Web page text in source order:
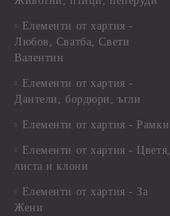
Елементи от хартия -
Любов, Сватба, Свети
Валентин
Елементи от хартия -
Дантели, бордюри, ъгли
Елементи от хартия - Рамки
Елементи от хартия - Цветя,
листа и клони
Елементи от хартия - За
Жени